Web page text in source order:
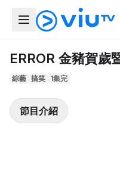
ERROR 金豬賀歲
綜藝 搞笑 1集完
節目介紹